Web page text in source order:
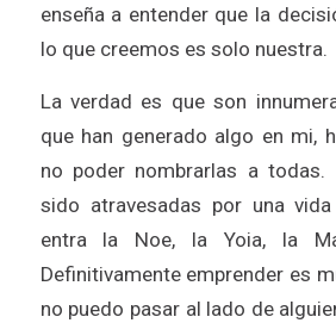
enseña a entender que la
lo que creemos es solo nuestra.
La verdad es que son
que han generado algo en mi,
no poder nombrarlas a todas.
sido atravesadas por una
entra la Noe, la Yoia, la
Definitivamente emprender es
no puedo pasar al lado de